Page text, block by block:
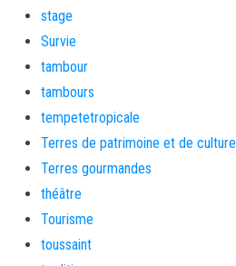
stage
Survie
tambour
tambours
tempetetropicale
Terres de patrimoine et de culture
Terres gourmandes
théâtre
Tourisme
toussaint